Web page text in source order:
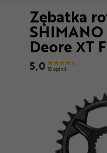
Mapa
Kaski
Buty
Warsztat
Nowości
Superoferta
Zębatka
Deore XT
5,0 18 opinii